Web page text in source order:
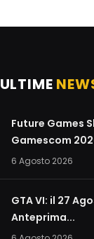
ULTIME
Future Games
Gamescom
6 Agosto 2026
GTA VI: il 27
Anteprima...